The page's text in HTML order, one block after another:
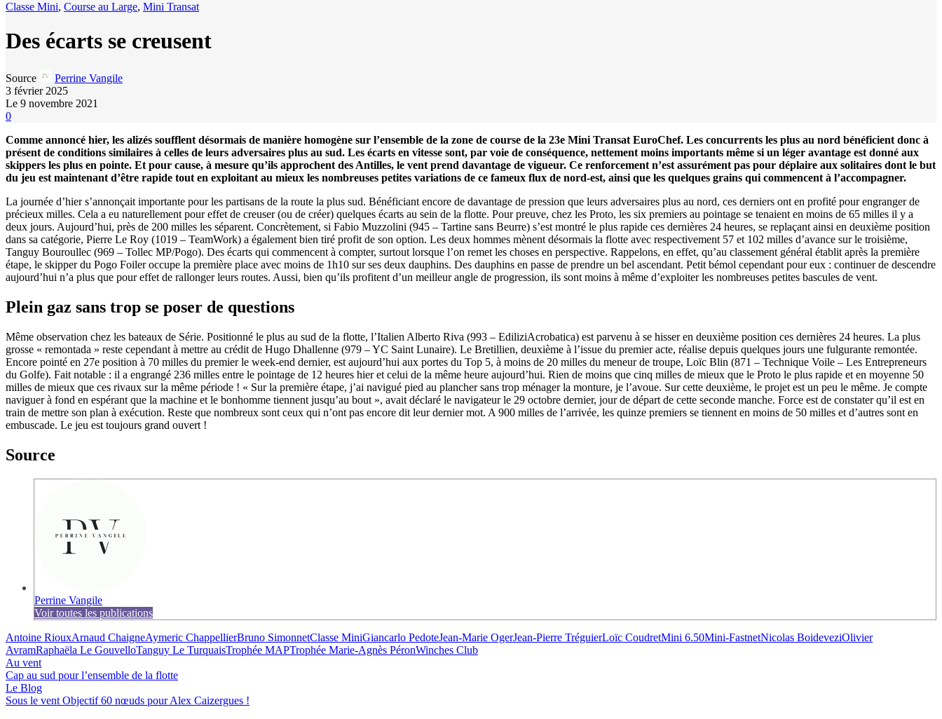
13Mar
Vitesse absolue
Source
SP80
13 mars 2025
0
Classe Mini, Course au Large, Mini Transat
Des écarts se creusent
Source
Perrine Vangile
3 février 2025
Le 9 novembre 2021
0
Comme annoncé hier, les alizés soufflent désormais de manière homogène sur l’ensemble de la zone de course de la 23e Mini Transat EuroChef. Les concurrents les plus au nord bénéficient donc à
présent de conditions similaires à celles de leurs adversaires plus au sud. Les écarts en vitesse sont, par voie de conséquence, nettement moins importants même si un léger avantage est donné aux
skippers les plus en pointe. Et pour cause, à mesure qu’ils approchent des Antilles, le vent prend davantage de vigueur. Ce renforcement n’est assurément pas pour déplaire aux solitaires dont le but
du jeu est maintenant d’être rapide tout en exploitant au mieux les nombreuses petites variations de ce fameux flux de nord-est, ainsi que les quelques grains qui commencent à l’accompagner.
La journée d’hier s’annonçait importante pour les partisans de la route la plus sud. Bénéficiant encore de davantage de pression que leurs adversaires plus au nord, ces derniers ont en profité pour engranger de
précieux milles. Cela a eu naturellement pour effet de creuser (ou de créer) quelques écarts au sein de la flotte. Pour preuve, chez les Proto, les six premiers au pointage se tenaient en moins de 65 milles il y a
deux jours. Aujourd’hui, près de 200 milles les séparent. Concrètement, si Fabio Muzzolini (945 – Tartine sans Beurre) s’est montré le plus rapide ces dernières 24 heures, se replaçant ainsi en deuxième position
dans sa catégorie, Pierre Le Roy (1019 – TeamWork) a également bien tiré profit de son option. Les deux hommes mènent désormais la flotte avec respectivement 57 et 102 milles d’avance sur le troisième,
Tanguy Bouroullec (969 – Tollec MP/Pogo). Des écarts qui commencent à compter, surtout lorsque l’on remet les choses en perspective. Rappelons, en effet, qu’au classement général établit après la première
étape, le skipper du Pogo Foiler occupe la première place avec moins de 1h10 sur ses deux dauphins. Des dauphins en passe de prendre un bel ascendant. Petit bémol cependant pour eux : continuer de descendre
aujourd’hui n’a plus que pour effet de rallonger leurs routes. Aussi, bien qu’ils profitent d’un meilleur angle de progression, ils sont moins à même d’exploiter les nombreuses petites bascules de vent.
Plein gaz sans trop se poser de questions
Même observation chez les bateaux de Série. Positionné le plus au sud de la flotte, l’Italien Alberto Riva (993 – EdiliziAcrobatica) est parvenu à se hisser en deuxième position ces dernières 24 heures. La plus
grosse « remontada » reste cependant à mettre au crédit de Hugo Dhallenne (979 – YC Saint Lunaire). Le Bretillien, deuxième à l’issue du premier acte, réalise depuis quelques jours une fulgurante remontée.
Encore pointé en 27e position à 70 milles du premier le week-end dernier, est aujourd’hui aux portes du Top 5, à moins de 20 milles du meneur de troupe, Loïc Blin (871 – Technique Voile – Les Entrepreneurs
du Golfe). Fait notable : il a engrangé 236 milles entre le pointage de 12 heures hier et celui de la même heure aujourd’hui. Rien de moins que cinq milles de mieux que le Proto le plus rapide et en moyenne 50
milles de mieux que ces rivaux sur la même période ! « Sur la première étape, j’ai navigué pied au plancher sans trop ménager la monture, je l’avoue. Sur cette deuxième, le projet est un peu le même. Je compte
naviguer à fond en espérant que la machine et le bonhomme tiennent jusqu’au bout », avait déclaré le navigateur le 29 octobre dernier, jour de départ de cette seconde manche. Force est de constater qu’il est en
train de mettre son plan à exécution. Reste que nombreux sont ceux qui n’ont pas encore dit leur dernier mot. A 900 milles de l’arrivée, les quinze premiers se tiennent en moins de 50 milles et d’autres sont en
embuscade. Le jeu est toujours grand ouvert !
Source
Perrine Vangile
Voir toutes les publications
Antoine RiouxArnaud ChaigneAymeric ChappellierBruno SimonnetClasse MiniGiancarlo PedoteJean-Marie OgerJean-Pierre TréguierLoïc CoudretMini 6.50Mini-FastnetNicolas BoideveziOlivier
AvramRaphaëla Le GouvelloTanguy Le TurquaisTrophée MAPTrophée Marie-Agnès PéronWinches Club
Au vent
Cap au sud pour l’ensemble de la flotte
Le Blog
Sous le vent Objectif 60 nœuds pour Alex Caizergues !